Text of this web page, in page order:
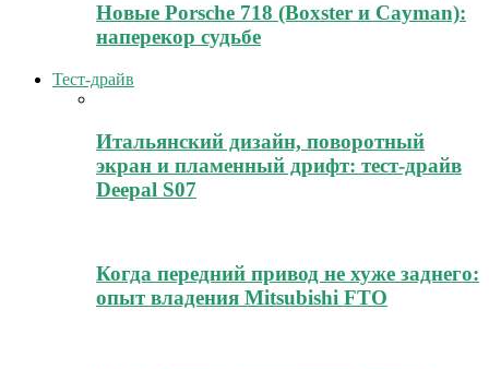
Новые Porsche 718 (Boxster и Cayman):
наперекор судьбе
Тест-драйв
Итальянский дизайн, поворотный
экран и пламенный дрифт: тест-драйв
Deepal S07
Когда передний привод не хуже заднего:
опыт владения Mitsubishi FTO